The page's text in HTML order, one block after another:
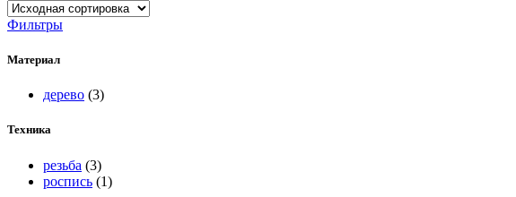
Фильтры
Материал
дерево (3)
Техника
резьба (3)
роспись (1)